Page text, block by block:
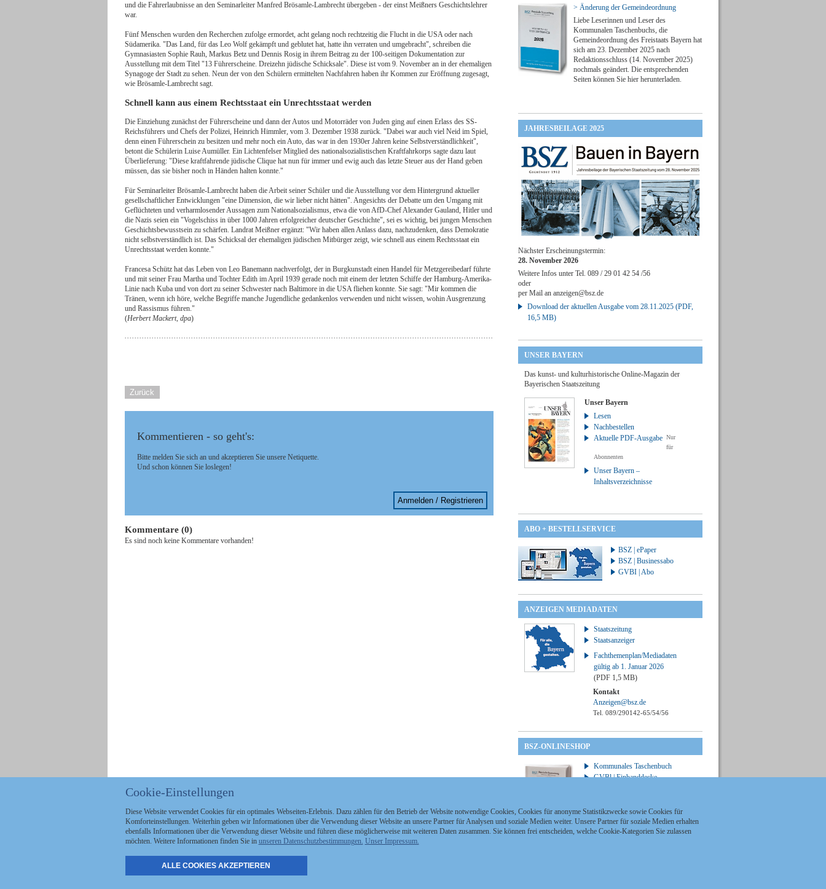
und die Fahrerlaubnisse an den Seminarleiter Manfred Brösamle-Lambrecht übergeben - der einst Meißners Geschichtslehrer
war.
Fünf Menschen wurden den Recherchen zufolge ermordet, acht gelang noch rechtzeitig die Flucht in die USA oder nach
Südamerika. "Das Land, für das Leo Wolf gekämpft und geblutet hat, hatte ihn verraten und umgebracht", schreiben die
Gymnasiasten Sophie Rauh, Markus Betz und Dennis Rosig in ihrem Beitrag zu der 100-seitigen Dokumentation zur
Ausstellung mit dem Titel "13 Führerscheine. Dreizehn jüdische Schicksale". Diese ist vom 9. November an in der ehemaligen
Synagoge der Stadt zu sehen. Neun der von den Schülern ermittelten Nachfahren haben ihr Kommen zur Eröffnung zugesagt,
wie Brösamle-Lambrecht sagt.
Schnell kann aus einem Rechtsstaat ein Unrechtsstaat werden
Die Einziehung zunächst der Führerscheine und dann der Autos und Motorräder von Juden ging auf einen Erlass des SS-
Reichsführers und Chefs der Polizei, Heinrich Himmler, vom 3. Dezember 1938 zurück. "Dabei war auch viel Neid im Spiel,
denn einen Führerschein zu besitzen und mehr noch ein Auto, das war in den 1930er Jahren keine Selbstverständlichkeit",
betont die Schülerin Luise Aumüller. Ein Lichtenfelser Mitglied des nationalsozialistischen Kraftfahrkorps sagte dazu laut
Überlieferung: "Diese kraftfahrende jüdische Clique hat nun für immer und ewig auch das letzte Steuer aus der Hand geben
müssen, das sie bisher noch in Händen halten konnte."
Für Seminarleiter Brösamle-Lambrecht haben die Arbeit seiner Schüler und die Ausstellung vor dem Hintergrund aktueller
gesellschaftlicher Entwicklungen "eine Dimension, die wir lieber nicht hätten". Angesichts der Debatte um den Umgang mit
Geflüchteten und verharmlosender Aussagen zum Nationalsozialismus, etwa die von AfD-Chef Alexander Gauland, Hitler und
die Nazis seien ein "Vogelschiss in über 1000 Jahren erfolgreicher deutscher Geschichte", sei es wichtig, bei jungen Menschen
Geschichtsbewusstsein zu schärfen. Landrat Meißner ergänzt: "Wir haben allen Anlass dazu, nachzudenken, dass Demokratie
nicht selbstverständlich ist. Das Schicksal der ehemaligen jüdischen Mitbürger zeigt, wie schnell aus einem Rechtsstaat ein
Unrechtsstaat werden konnte."
Francesa Schütz hat das Leben von Leo Banemann nachverfolgt, der in Burgkunstadt einen Handel für Metzgereibedarf führte
und mit seiner Frau Martha und Tochter Edith im April 1939 gerade noch mit einem der letzten Schiffe der Hamburg-Amerika-
Linie nach Kuba und von dort zu seiner Schwester nach Baltimore in die USA fliehen konnte. Sie sagt: "Mir kommen die
Tränen, wenn ich höre, welche Begriffe manche Jugendliche gedankenlos verwenden und nicht wissen, wohin Ausgrenzung
und Rassismus führen."
(Herbert Mackert, dpa)
Zurück
Kommentieren - so geht's:
Bitte melden Sie sich an und akzeptieren Sie unsere Netiquette.
Und schon können Sie loslegen!
Anmelden / Registrieren
Kommentare (0)
Es sind noch keine Kommentare vorhanden!
> Änderung der Gemeindeordnung
Liebe Leserinnen und Leser des
Kommunalen Taschenbuchs, die
Gemeindeordnung des Freistaats Bayern hat
sich am 23. Dezember 2025 nach
Redaktionsschluss (14. November 2025)
nochmals geändert. Die entsprechenden
Seiten können Sie hier herunterladen.
JAHRESBEILAGE 2025
Nächster Erscheinungstermin:
28. November 2026
Weitere Infos unter Tel. 089 / 29 01 42 54 /56
oder
per Mail an anzeigen@bsz.de
Download der aktuellen Ausgabe vom 28.11.2025 (PDF,
16,5 MB)
UNSER BAYERN
Das kunst- und kulturhistorische Online-Magazin der
Bayerischen Staatszeitung
Unser Bayern
Lesen
Nachbestellen
Aktuelle PDF-Ausgabe Nur
für
Abonnenten
Unser Bayern –
Inhaltsverzeichnisse
ABO + BESTELLSERVICE
BSZ | ePaper
BSZ | Businessabo
GVBI | Abo
ANZEIGEN MEDIADATEN
Staatszeitung
Staatsanzeiger
Fachthemenplan/Mediadaten
gültig ab 1. Januar 2026
(PDF 1,5 MB)
Kontakt
Anzeigen@bsz.de
Tel. 089/290142-65/54/56
BSZ-ONLINESHOP
Kommunales Taschenbuch
GVBl | Einbanddecke
Politik
Stellenmarkt
Anzeigen Staatszeitung
Cookie-Einstellungen
Diese Website verwendet Cookies für ein optimales Webseiten-Erlebnis. Dazu zählen für den Betrieb der Website notwendige Cookies, Cookies für anonyme Statistikzwecke sowie Cookies für
Komforteinstellungen. Weiterhin geben wir Informationen über die Verwendung dieser Website an unsere Partner für Analysen und soziale Medien weiter. Unsere Partner für soziale Medien erhalten
ebenfalls Informationen über die Verwendung dieser Website und führen diese möglicherweise mit weiteren Daten zusammen. Sie können frei entscheiden, welche Cookie-Kategorien Sie zulassen
möchten. Weitere Informationen finden Sie in unseren Datenschutzbestimmungen. Unser Impressum.
ALLE COOKIES AKZEPTIEREN